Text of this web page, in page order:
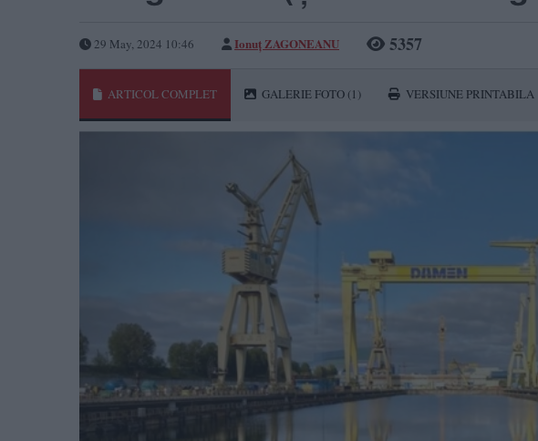
29 May, 2024 10:46 Ionuț ZAGONEANU 5357
ARTICOL COMPLET GALERIE FOTO (1) VERSIUNE PRINTABILA